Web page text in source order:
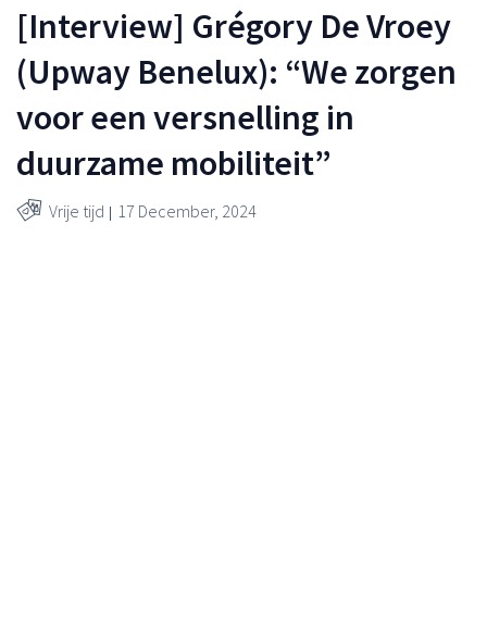
[Interview] Grégory De Vroey
(Upway Benelux): “We zorgen
voor een versnelling in
duurzame mobiliteit”
Vrije tijd 17 December, 2024